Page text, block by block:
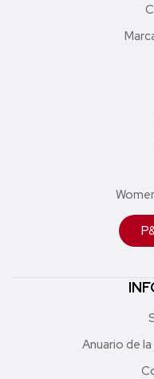
Anuario de